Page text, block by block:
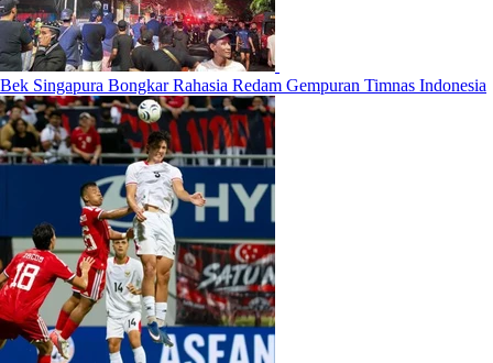
Bek Singapura Bongkar Rahasia Redam Gempuran Timnas Indonesia